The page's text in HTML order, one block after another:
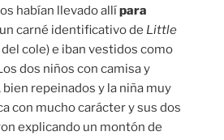
habían llevado allípara
carné identificativo de Little
cole) e iban vestidos como
dos niños con camisa y
repeinados y la niña muy
con mucho carácter y sus dos
explicando un montón de